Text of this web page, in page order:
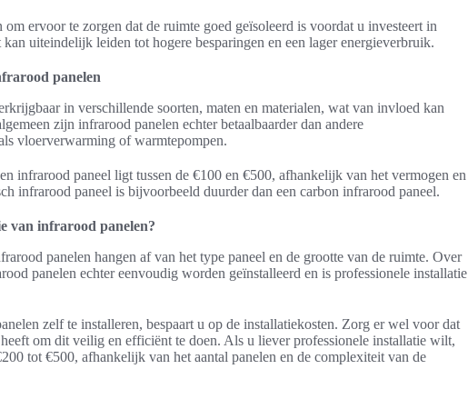
om ervoor te zorgen dat de ruimte goed geïsoleerd is voordat u investeert in
uiteindelijk leiden tot hogere besparingen en een lager energieverbruik.
panelen
in verschillende soorten, maten en materialen, wat van invloed kan
zijn infrarood panelen echter betaalbaarder dan andere
vloerverwarming of warmtepompen.
infrarood paneel ligt tussen de €100 en €500, afhankelijk van het vermogen en
infrarood paneel is bijvoorbeeld duurder dan een carbon infrarood paneel.
van infrarood panelen?
panelen hangen af van het type paneel en de grootte van de ruimte. Over
panelen echter eenvoudig worden geïnstalleerd en is professionele installatie
zelf te installeren, bespaart u op de installatiekosten. Zorg er wel voor dat
om dit veilig en efficiënt te doen. Als u liever professionele installatie wilt,
tot €500, afhankelijk van het aantal panelen en de complexiteit van de